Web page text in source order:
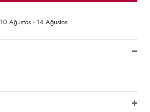
10 Ağustos - 14 Ağustos